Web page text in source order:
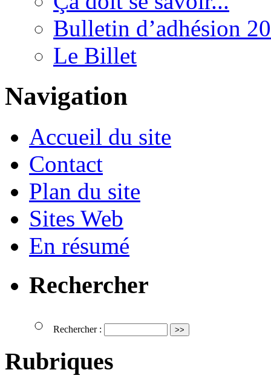
Bulletin d’adhésion
Le Billet
Navigation
Accueil du site
Contact
Plan du site
Sites Web
En résumé
Rechercher
Rechercher :
Rubriques